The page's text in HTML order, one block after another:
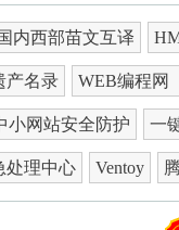
内西部苗文互译
产名录 WEB编程网
小网站安全防护 一
处理中心 Ventoy